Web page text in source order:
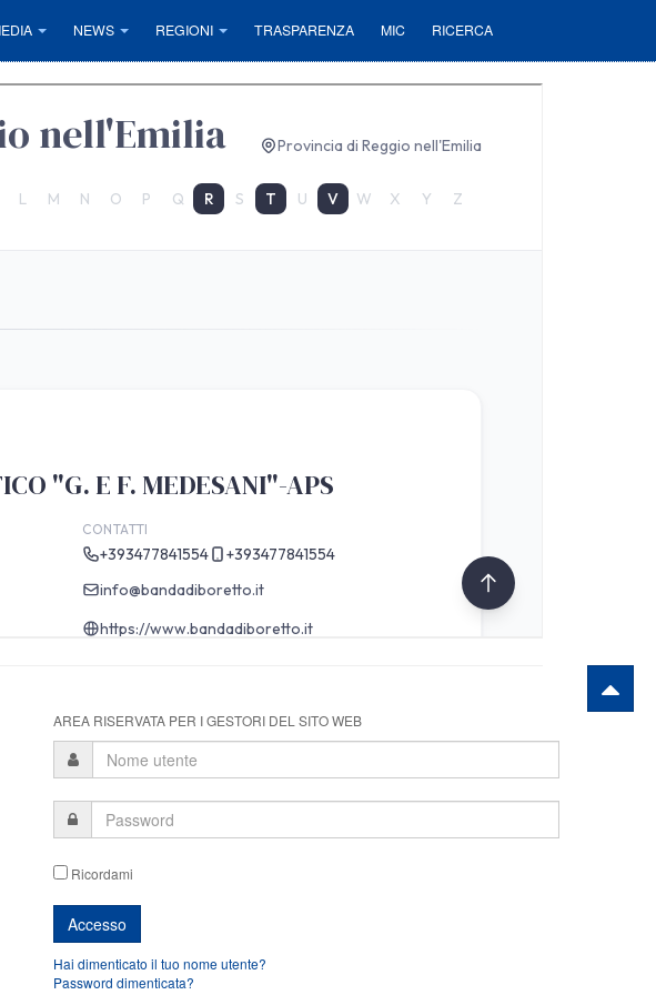
NEWS REGIONI TRASPARENZA MIC RICERCA
AREA RISERVATA PER I GESTORI DEL SITO WEB
Ricordami
Hai dimenticato il tuo nome utente?
Password dimenticata?